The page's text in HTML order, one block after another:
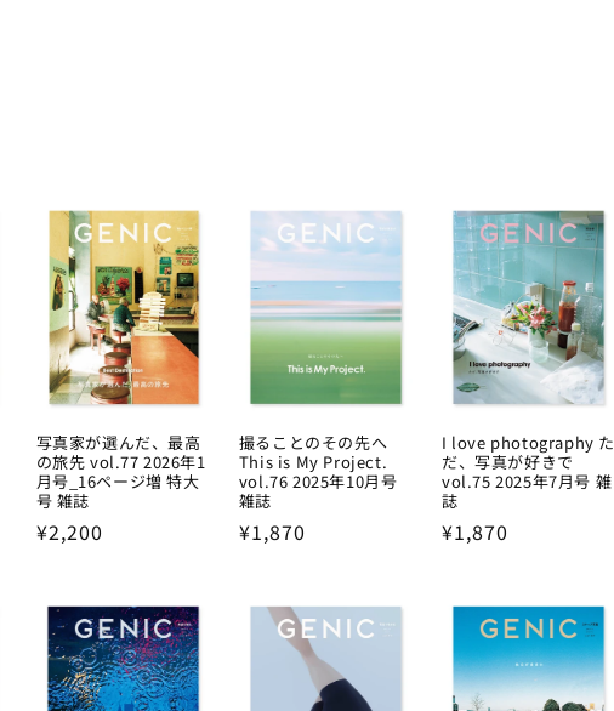
写真家が選んだ、最高
の旅先 vol.77 2026年1
月号_16ページ増 特大
号 雑誌
Regular
¥2,200
撮ることのその先へ
This is My Project.
vol.76 2025年10月号
雑誌
Regular
¥1,870
I love photography た
だ、写真が好きで
vol.75 2025年7月号 雑
誌
Regular
¥1,870